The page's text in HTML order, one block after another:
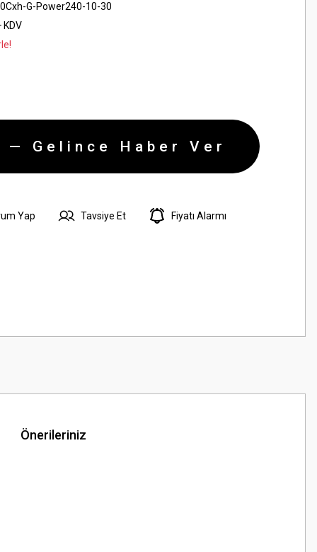
G-Power240-10-30
KDV
— Gelince Haber Ver
Yap Tavsiye Et Fiyatı Alarmı
Önerileriniz